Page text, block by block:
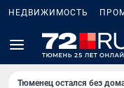
НЕДВИЖИМОСТЬ
Тюменец остался без